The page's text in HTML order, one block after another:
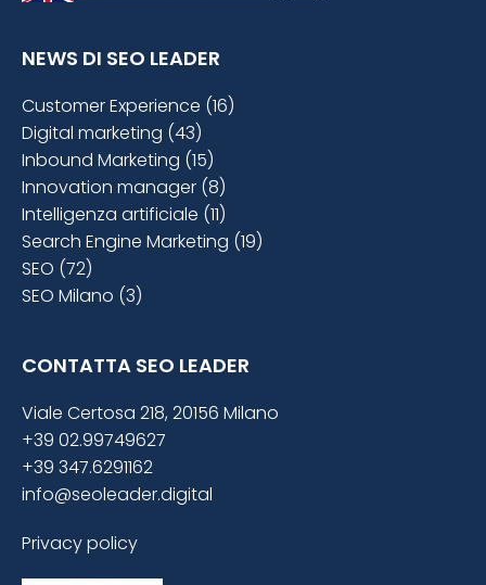
NEWS DI SEO LEADER
Customer Experience (16)
Digital marketing (43)
Inbound Marketing (15)
Innovation manager (8)
Intelligenza artificiale (11)
Search Engine Marketing (19)
SEO (72)
SEO Milano (3)
CONTATTA SEO LEADER
Viale Certosa 218, 20156 Milano
+39 02.99749627
+39 347.6291162
info@seoleader.digital
Privacy policy